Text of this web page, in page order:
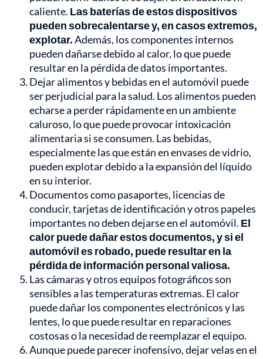
caliente. Las baterías de estos dispositivos
pueden sobrecalentarse y, en casos extremos,
explotar.Además, los componentes internos
pueden dañarse debido al calor, lo que puede
resultar en la pérdida de datos importantes.
Dejar alimentos y bebidas en el automóvil puede
ser perjudicial para la salud. Los alimentos pueden
echarse a perder rápidamente en un ambiente
caluroso, lo que puede provocar intoxicación
alimentaria si se consumen. Las bebidas,
especialmente las que están en envases de vidrio,
pueden explotar debido a la expansión del líquido
en su interior.
Documentos como pasaportes, licencias de
conducir, tarjetas de identificación y otros papeles
importantes no deben dejarse en el automóvil. El
calor puede dañar estos documentos, y si el
automóvil es robado, puede resultar en la
pérdida de información personal valiosa.
Las cámaras y otros equipos fotográficos son
sensibles a las temperaturas extremas. El calor
puede dañar los componentes electrónicos y las
lentes, lo que puede resultar en reparaciones
costosas o la necesidad de reemplazar el equipo.
Aunque puede parecer inofensivo, dejar velas en el